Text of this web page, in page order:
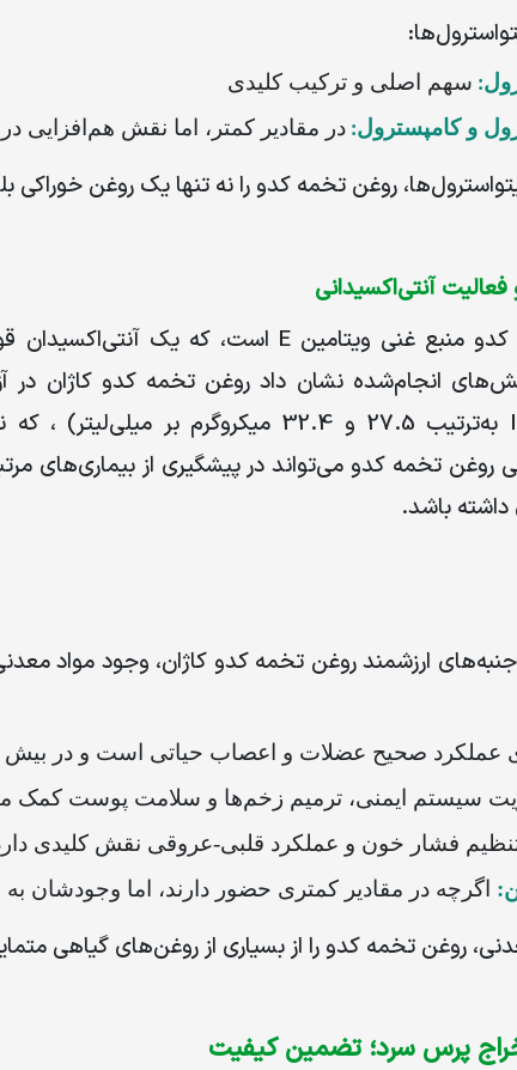
:
: سهم اصلی و ترکیب کلیدی
و کامپسترول: در مقادیر کمتر، اما نقش هم‌افزایی
روغن تخمه کدو را نه تنها یک روغن
فعالیت آنتی‌اکسیدانی
منبع غنی ویتامین E است، که یک آنتی‌اکسیدان
انجام‌شده نشان داد روغن تخمه کدو کاژان در
به‌ترتیب 27.5 و 32.4 میکروگرم بر میلی‌لیتر( ، که
روغن تخمه کدو می‌تواند در پیشگیری از بیماری‌های
باشد.
جنبه‌های ارزشمند روغن تخمه کدو کاژان، وجود مواد
عملکرد صحیح عضلات و اعصاب حیاتی است و در بیش
سیستم ایمنی، ترمیم زخم‌ها و سلامت پوست کمک
فشار خون و عملکرد قلبی-عروقی نقش کلیدی
اگرچه در مقادیر کمتری حضور دارند، اما
روغن تخمه کدو را از بسیاری از روغن‌های گیاهی
پرس سرد؛ تضمین کیفیت